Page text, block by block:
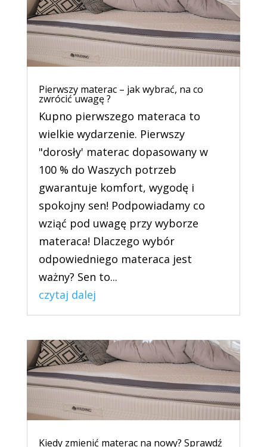
Pierwszy materac – jak wybrać, na co
zwrócić uwagę ?
Kupno pierwszego materaca to
wielkie wydarzenie. Pierwszy
"dorosły' materac dopasowany w
100 % do Waszych potrzeb
gwarantuje komfort, wygodę i
spokojny sen! Podpowiadamy co
wziąć pod uwagę przy wyborze
materaca! Dlaczego wybór
odpowiedniego materaca jest
ważny? Sen to...
czytaj dalej
Kiedy zmienić materac na nowy? Sprawdź